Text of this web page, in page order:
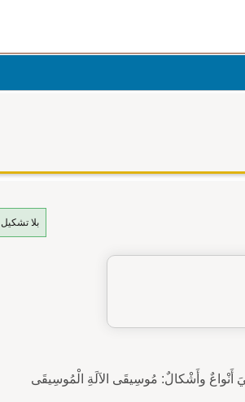
بلا تشكيل
أَنْواعٌ وأَشْكالٌ: مُوسِيقَى الآلَةِ الْمُوسِيقَى